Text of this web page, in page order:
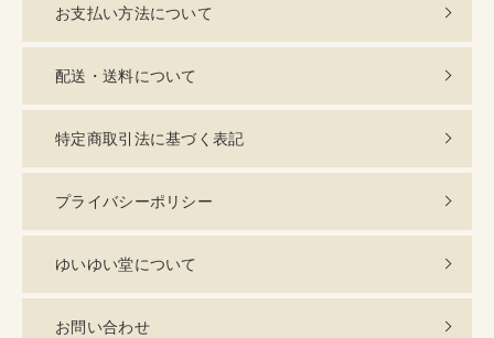
お支払い方法について
配送・送料について
特定商取引法に基づく表記
プライバシーポリシー
ゆいゆい堂について
お問い合わせ